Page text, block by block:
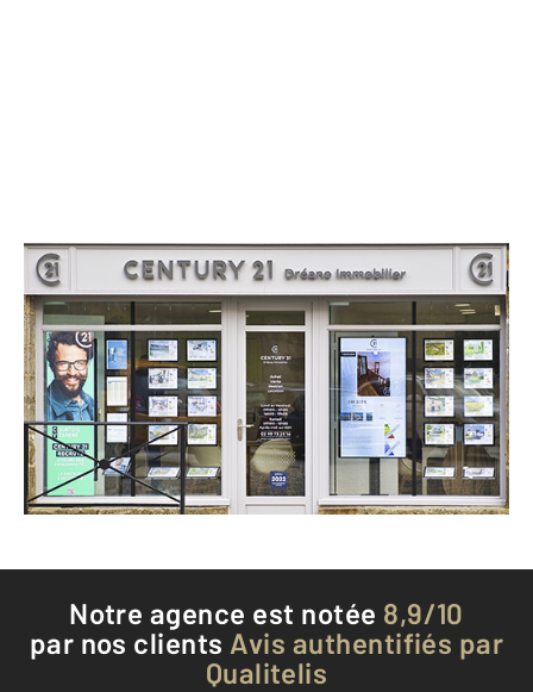
CENTURY 21 Dréano Immobilier
28 Place des Déportés
COMBOURG - 35270
Envoyer un message
Téléphoner à l'agence
Notre agence est notée 8,9/10
par nos clients Avis authentifiés par
Qualitelis